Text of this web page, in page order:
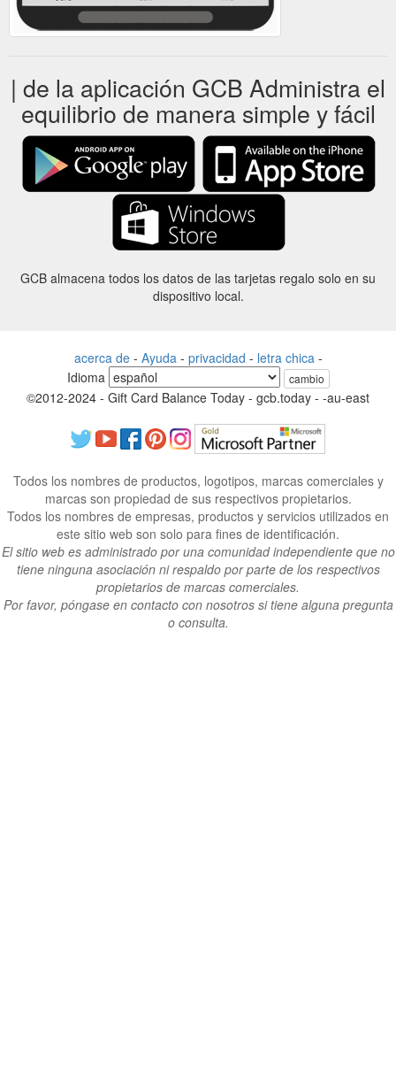
| de la aplicación GCB Administra el
equilibrio de manera simple y fácil
GCB almacena todos los datos de las tarjetas regalo solo en su
dispositivo local.
acerca de- Ayuda - privacidad - letra chica -
Idioma
cambio
©2012-2024 - Gift Card Balance Today - gcb.today - -au-east
Todos los nombres de productos, logotipos, marcas comerciales y
marcas son propiedad de sus respectivos propietarios.
Todos los nombres de empresas, productos y servicios utilizados en
este sitio web son solo para fines de identificación.
El sitio web es administrado por una comunidad independiente que no
tiene ninguna asociación ni respaldo por parte de los respectivos
propietarios de marcas comerciales.
Por favor, póngase en contacto con nosotros si tiene alguna pregunta
o consulta.